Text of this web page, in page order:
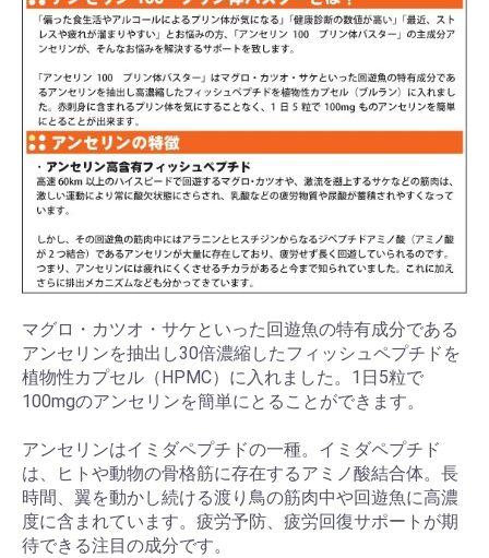
マグロ・カツオ・サケといった回遊魚の特有成分である
アンセリンを抽出し30倍濃縮したフィッシュペプチドを
植物性カプセル（HPMC）に入れました。1日5粒で
100mgのアンセリンを簡単にとることができます。
アンセリンはイミダペプチドの一種。イミダペプチド
は、ヒトや動物の骨格筋に存在するアミノ酸結合体。長
時間、翼を動かし続ける渡り鳥の筋肉中や回遊魚に高濃
度に含まれています。疲労予防、疲労回復サポートが期
待できる注目の成分です。